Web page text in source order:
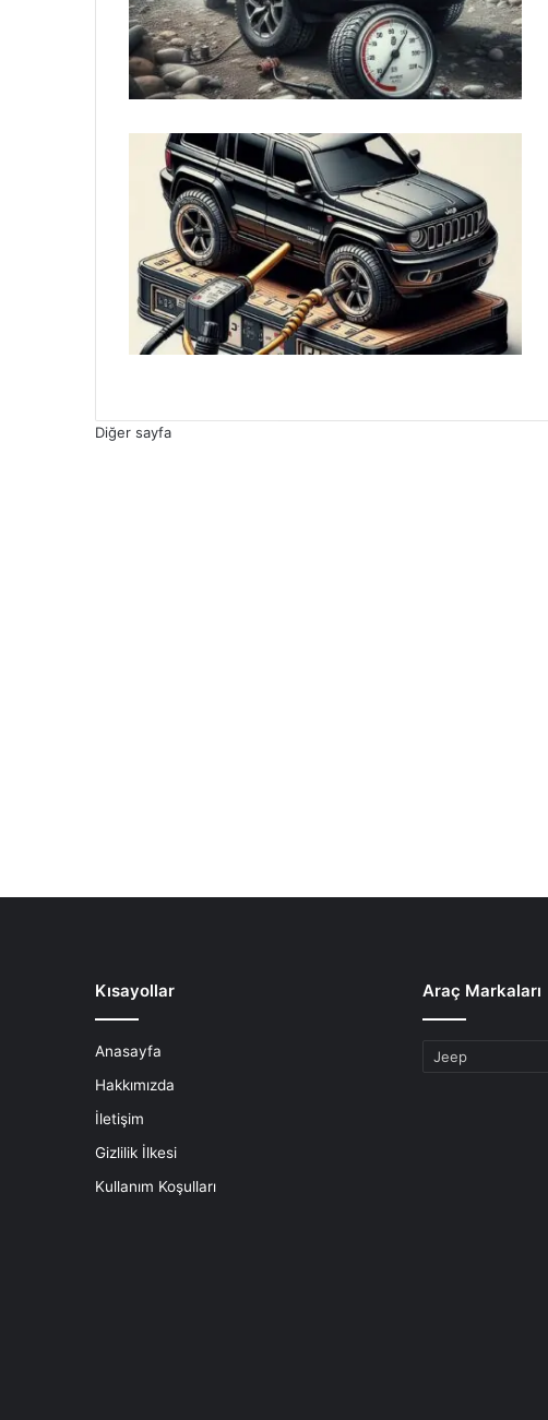
Diğer sayfa
Kısayollar
Anasayfa
Hakkımızda
İletişim
Gizlilik İlkesi
Kullanım Koşulları
Araç Markaları
Araç